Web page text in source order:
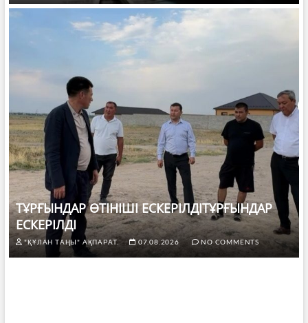
ТҰРҒЫНДАР ӨТІНІШІ ЕСКЕРІЛДІТҰРҒЫНДАР
ЕСКЕРІЛДІ
"ҚҰЛАН ТАҢЫ" АҚПАРАТ. 07.08.2026 NO COMMENTS